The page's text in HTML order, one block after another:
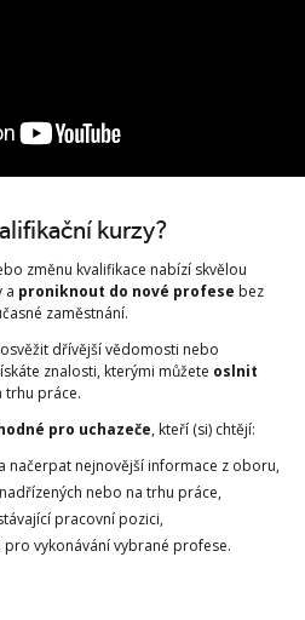
kurzy?
změnu kvalifikace nabízí skvělou
a proniknout do nové profese bez
zaměstnání.
dřívější vědomosti nebo
znalosti, kterými můžete oslnit
trhu práce.
pro uchazeče, kteří (si) chtějí:
načerpat nejnovější informace z oboru,
nebo na trhu práce,
pracovní pozici,
vykonávání vybrané profese.